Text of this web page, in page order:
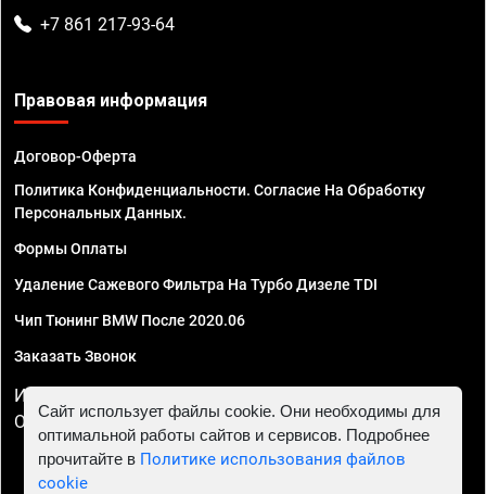
+7 861 217-93-64
Правовая информация
Договор-Оферта
Политика Конфиденциальности. Согласие На Обработку
Персональных Данных.
Формы Оплаты
Удаление Сажевого Фильтра На Турбо Дизеле TDI
Чип Тюнинг BMW После 2020.06
Заказать Звонок
ИП Смирнов Георгий Павлович. ИНН 781302555843,
ОГРНИП 324470400032610
Сайт использует файлы cookie. Они необходимы для
оптимальной работы сайтов и сервисов. Подробнее
прочитайте в Политике использования файлов
cookie